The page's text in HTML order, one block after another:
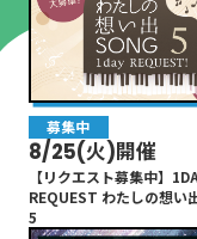
募集中
8/25(火)開催
【リクエスト募集中】
REQUEST わたしの想い
5